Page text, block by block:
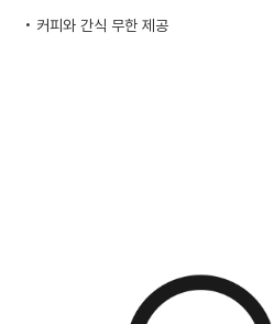
• 커피와 간식 무한 제공